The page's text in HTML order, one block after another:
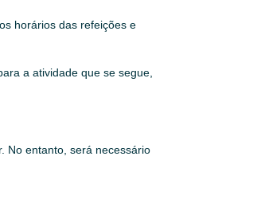
horários das refeições e
a atividade que se segue,
No entanto, será necessário